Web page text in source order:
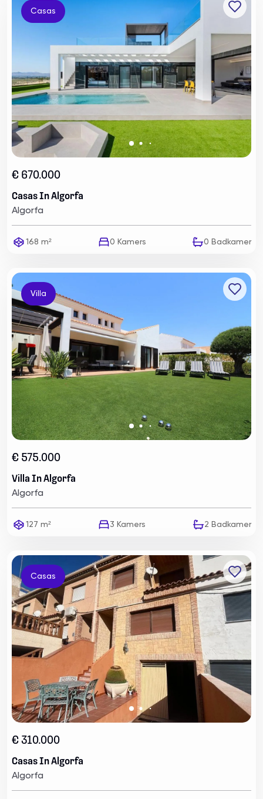
Casas
€ 670.000
Casas In Algorfa
Algorfa
168 m² 0 Kamers 0 Badkamer
Villa
€ 575.000
Villa In Algorfa
Algorfa
127 m² 3 Kamers 2 Badkamer
Casas
€ 310.000
Casas In Algorfa
Algorfa